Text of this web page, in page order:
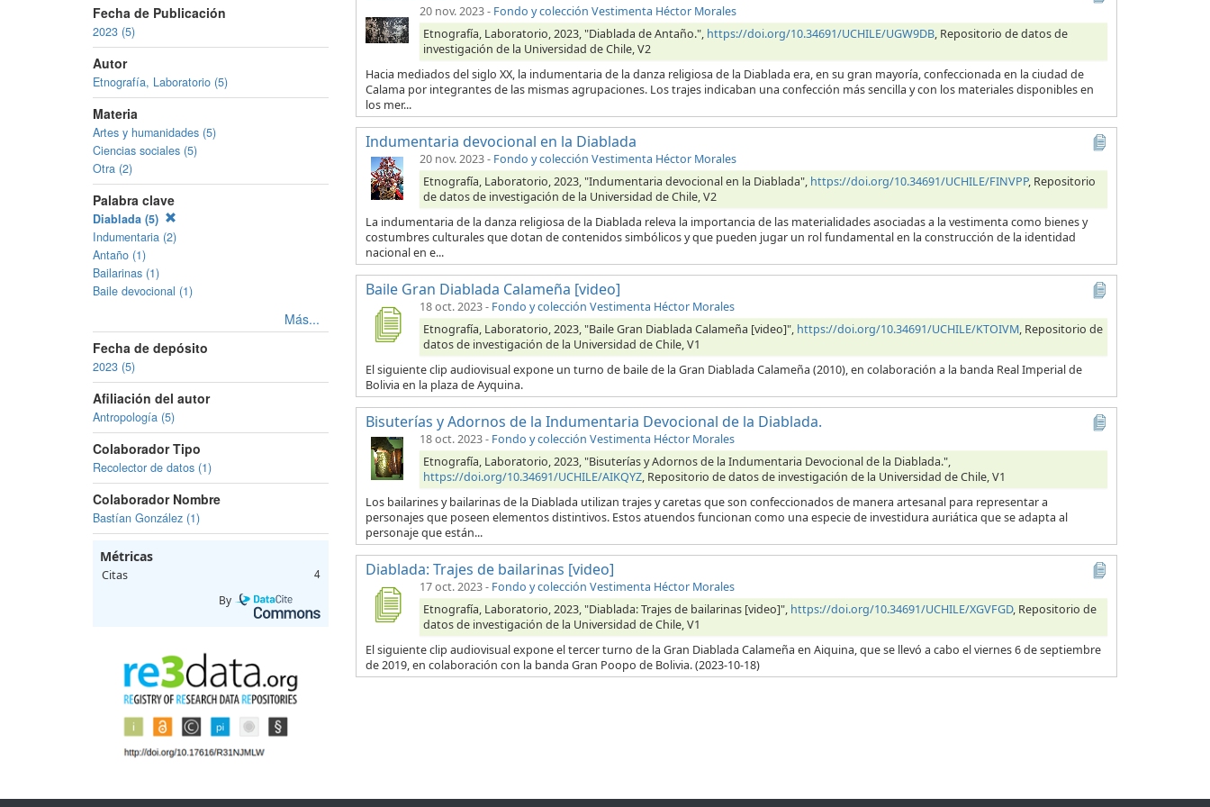
Fecha de Publicación
2023 (5)
Autor
Etnografía, Laboratorio (5)
Materia
Artes y humanidades (5)
Ciencias sociales (5)
Otra (2)
Palabra clave
Diablada (5)
Indumentaria (2)
Antaño (1)
Bailarinas (1)
Baile devocional (1)
Más...
Fecha de depósito
2023 (5)
Afiliación del autor
Antropología (5)
Colaborador Tipo
Recolector de datos (1)
Colaborador Nombre
Bastían González (1)
Métricas
Citas 4
By
20 nov. 2023- Fondo y colección Vestimenta Héctor Morales
Etnografía, Laboratorio, 2023, "Diablada de Antaño.", https://doi.org/10.34691/UCHILE/UGW9DB, Repositorio de datos de
investigación de la Universidad de Chile, V2
Hacia mediados del siglo XX, la indumentaria de la danza religiosa de la Diablada era, en su gran mayoría, confeccionada en la ciudad de
Calama por integrantes de las mismas agrupaciones. Los trajes indicaban una confección más sencilla y con los materiales disponibles en
los mer...
Indumentaria devocional en la Diablada
20 nov. 2023- Fondo y colección Vestimenta Héctor Morales
Etnografía, Laboratorio, 2023, "Indumentaria devocional en la Diablada", https://doi.org/10.34691/UCHILE/FINVPP, Repositorio
de datos de investigación de la Universidad de Chile, V2
La indumentaria de la danza religiosa de la Diablada releva la importancia de las materialidades asociadas a la vestimenta como bienes y
costumbres culturales que dotan de contenidos simbólicos y que pueden jugar un rol fundamental en la construcción de la identidad
nacional en e...
Baile Gran Diablada Calameña [video]
18 oct. 2023- Fondo y colección Vestimenta Héctor Morales
Etnografía, Laboratorio, 2023, "Baile Gran Diablada Calameña [video]", https://doi.org/10.34691/UCHILE/KTOIVM, Repositorio de
datos de investigación de la Universidad de Chile, V1
El siguiente clip audiovisual expone un turno de baile de la Gran Diablada Calameña (2010), en colaboración a la banda Real Imperial de
Bolivia en la plaza de Ayquina.
Bisuterías y Adornos de la Indumentaria Devocional de la Diablada.
18 oct. 2023- Fondo y colección Vestimenta Héctor Morales
Etnografía, Laboratorio, 2023, "Bisuterías y Adornos de la Indumentaria Devocional de la Diablada.",
https://doi.org/10.34691/UCHILE/AIKQYZ, Repositorio de datos de investigación de la Universidad de Chile, V1
Los bailarines y bailarinas de la Diablada utilizan trajes y caretas que son confeccionados de manera artesanal para representar a
personajes que poseen elementos distintivos. Estos atuendos funcionan como una especie de investidura auriática que se adapta al
personaje que están...
Diablada: Trajes de bailarinas [video]
17 oct. 2023- Fondo y colección Vestimenta Héctor Morales
Etnografía, Laboratorio, 2023, "Diablada: Trajes de bailarinas [video]", https://doi.org/10.34691/UCHILE/XGVFGD, Repositorio de
datos de investigación de la Universidad de Chile, V1
El siguiente clip audiovisual expone el tercer turno de la Gran Diablada Calameña en Aiquina, que se llevó a cabo el viernes 6 de septiembre
de 2019, en colaboración con la banda Gran Poopo de Bolivia. (2023-10-18)